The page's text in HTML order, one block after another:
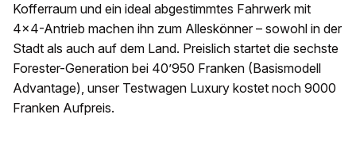
Kofferraum und ein ideal abgestimmtes Fahrwerk mit
4x4-Antrieb machen ihn zum Alleskönner – sowohl in der
Stadt als auch auf dem Land. Preislich startet die sechste
Forester-Generation bei 40’950 Franken (Basismodell
Advantage), unser Testwagen Luxury kostet noch 9000
Franken Aufpreis.